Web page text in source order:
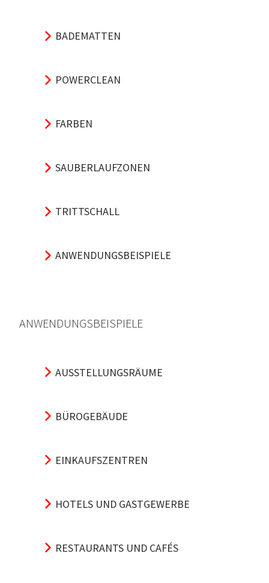
BADEMATTEN
POWERCLEAN
FARBEN
SAUBERLAUFZONEN
TRITTSCHALL
ANWENDUNGSBEISPIELE
ANWENDUNGSBEISPIELE
AUSSTELLUNGSRÄUME
BÜROGEBÄUDE
EINKAUFSZENTREN
HOTELS UND GASTGEWERBE
RESTAURANTS UND CAFÉS